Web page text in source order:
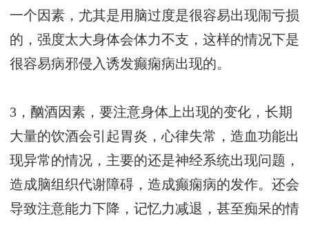
一个因素，尤其是用脑过度是很容易出现闹亏损
的，强度太大身体会体力不支，这样的情况下是
很容易病邪侵入诱发癫痫病出现的。
3，酗酒因素，要注意身体上出现的变化，长期
大量的饮酒会引起胃炎，心律失常，造血功能出
现异常的情况，主要的还是神经系统出现问题，
造成脑组织代谢障碍，造成癫痫病的发作。还会
导致注意能力下降，记忆力减退，甚至痴呆的情